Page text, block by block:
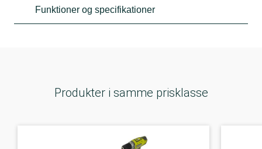
Funktioner og specifikationer
Produkter i samme prisklasse